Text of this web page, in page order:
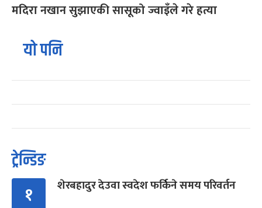
मदिरा नखान सुझाएकी सासूको ज्वाइँले गरे हत्या
यो पनि
ट्रेन्डिङ
१ शेरबहादुर देउवा स्वदेश फर्किने समय परिवर्तन